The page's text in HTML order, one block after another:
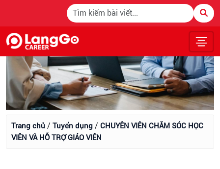
Trang chủ / Tuyển dụng / CHUYÊN VIÊN CHĂM SÓC HỌC
VIÊN VÀ HỖ TRỢ GIÁO VIÊN